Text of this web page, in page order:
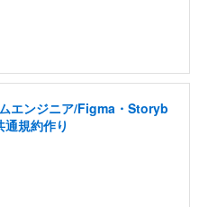
エンジニア/Figma・Storyb
規約作り